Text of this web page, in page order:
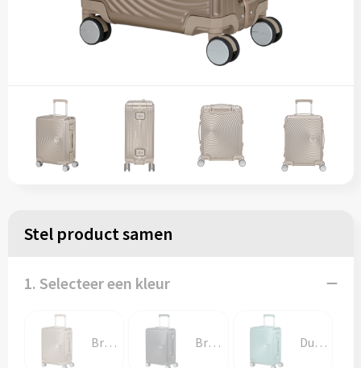
Stel product samen
1. Selecteer een kleur
Bronze Brushed Anthracite Dusty Turquoise